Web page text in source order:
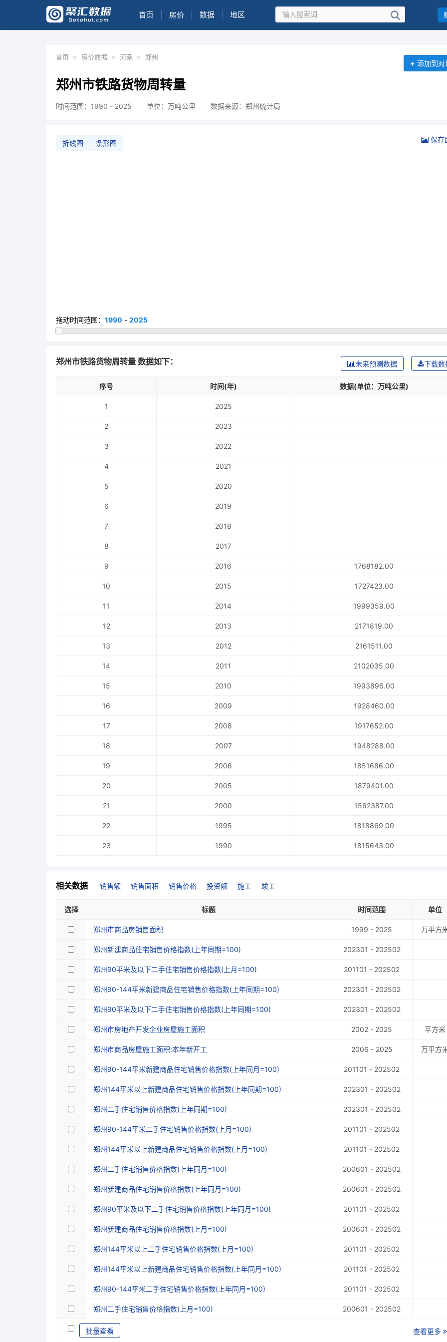
首页 房价 数据 地区
首页 > 房价数据 > 河南 > 郑州
郑州市铁路货物周转量
时间范围：1990 - 2025 单位：万吨公里 数据来源：郑州统计局
+ 添加到对
折线图 条形图 保存
拖动时间范围： 1990 - 2025
郑州市铁路货物周转量 数据如下： 下载数
未来预测数据
序号 时间(年) 数据(单位：万吨公里)
1 2025
2 2023
3 2022
4 2021
5 2020
6 2019
7 2018
8 2017
9 2016 1768182.00
10 2015 1727423.00
11 2014 1999359.00
12 2013 2171819.00
13 2012 2161511.00
14 2011 2102035.00
15 2010 1993896.00
16 2009 1928460.00
17 2008 1917652.00
18 2007 1948288.00
19 2006 1851686.00
20 2005 1879401.00
21 2000 1562387.00
22 1995 1818869.00
23 1990 1815643.00
相关数据 销售额 销售面积 销售价格 投资额 施工 竣工
选择 标题 时间范围 单位
郑州市商品房销售面积 1999 - 2025 万平方
郑州新建商品住宅销售价格指数(上年同期=100) 202301 - 202502
郑州90平米及以下二手住宅销售价格指数(上月=100) 201101 - 202502
郑州90-144平米新建商品住宅销售价格指数(上年同期=100) 202301 - 202502
郑州90平米及以下二手住宅销售价格指数(上年同期=100) 202301 - 202502
郑州市房地产开发企业房屋施工面积 2002 - 2025 平方米
郑州市商品房屋施工面积:本年新开工 2006 - 2025 万平方
郑州90-144平米新建商品住宅销售价格指数(上年同月=100) 201101 - 202502
郑州144平米以上新建商品住宅销售价格指数(上年同期=100) 202301 - 202502
郑州二手住宅销售价格指数(上年同期=100) 202301 - 202502
郑州90-144平米二手住宅销售价格指数(上月=100) 201101 - 202502
郑州144平米以上新建商品住宅销售价格指数(上月=100) 201101 - 202502
郑州二手住宅销售价格指数(上年同月=100) 200601 - 202502
郑州新建商品住宅销售价格指数(上年同月=100) 200601 - 202502
郑州90平米及以下二手住宅销售价格指数(上年同月=100) 201101 - 202502
郑州新建商品住宅销售价格指数(上月=100) 200601 - 202502
郑州144平米以上二手住宅销售价格指数(上月=100) 201101 - 202502
郑州144平米以上新建商品住宅销售价格指数(上年同月=100) 201101 - 202502
郑州90-144平米二手住宅销售价格指数(上年同月=100) 201101 - 202502
郑州二手住宅销售价格指数(上月=100) 200601 - 202502
批量查看 查看更多